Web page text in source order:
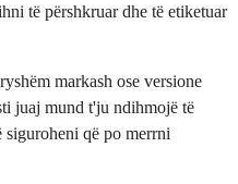
të përshkruar dhe të etiketuar
markash ose versione
juaj mund t'ju ndihmojë të
që po merrni